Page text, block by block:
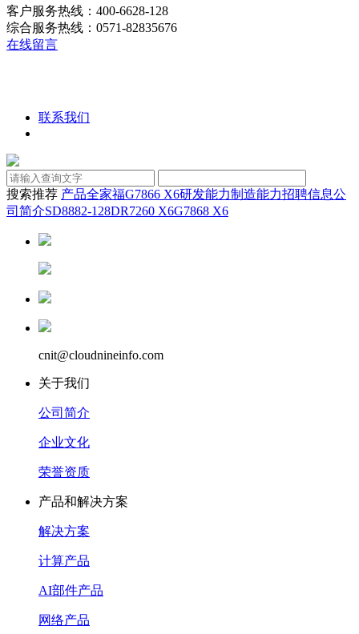
客户服务热线：400-6628-128
综合服务热线：0571-82835676
在线留言
联系我们
搜索推荐 产品全家福G7866 X6研发能力制造能力招聘信息公
司简介SD8882-128DR7260 X6G7868 X6
cnit@cloudnineinfo.com
关于我们
公司简介
企业文化
荣誉资质
产品和解决方案
解决方案
计算产品
AI部件产品
网络产品